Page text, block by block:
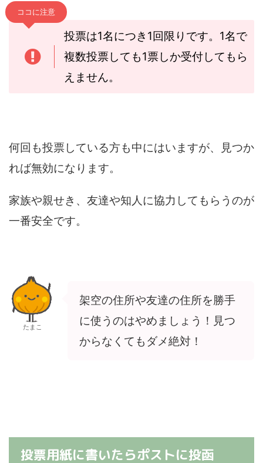
ココに注意
投票は1名につき1回限りです。1名で
複数投票しても1票しか受付してもら
えません。
何回も投票している方も中にはいますが、見つか
れば無効になります。
家族や親せき、友達や知人に協力してもらうのが
一番安全です。
たまこ
架空の住所や友達の住所を勝手
に使うのはやめましょう！見つ
からなくてもダメ絶対！
投票用紙に書いたらポストに投函